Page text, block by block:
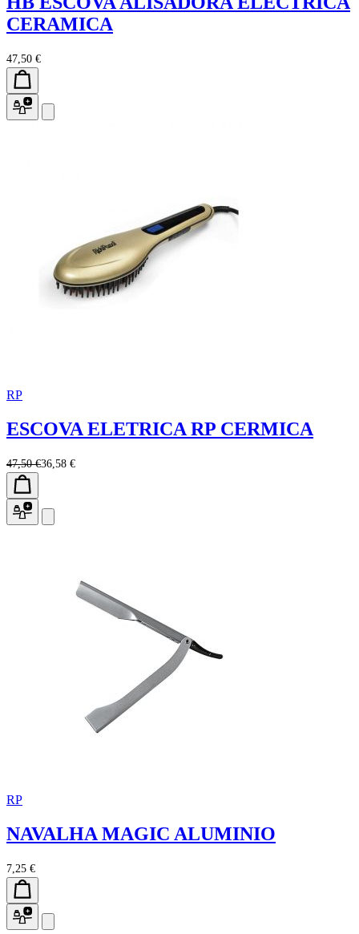
CERAMICA
47,50 €
RP
ESCOVA ELETRICA RP CERMICA
47,50 €36,58 €
RP
NAVALHA MAGIC ALUMINIO
7,25 €